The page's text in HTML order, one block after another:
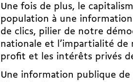
Une fois de plus, le
population à une
de clics, pilier de notre
nationale et l’impartialité
profit et les intérêts privés
Une information publique de